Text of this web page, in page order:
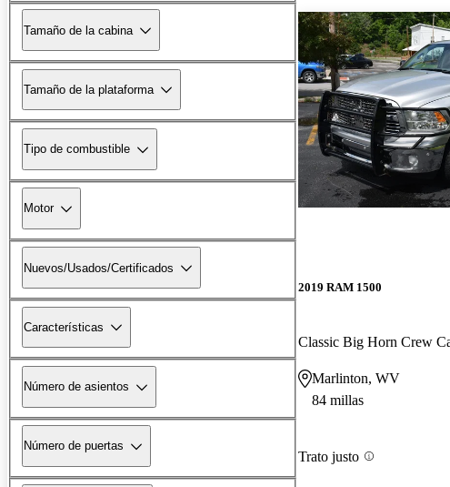
Tamaño de la cabina
Tamaño de la plataforma
Tipo de combustible
Motor
Nuevos/Usados/Certificados
Características
Número de asientos
Número de puertas
2019 RAM 1500
Classic Big Horn Crew
Marlinton, WV
84 millas
Trato justo